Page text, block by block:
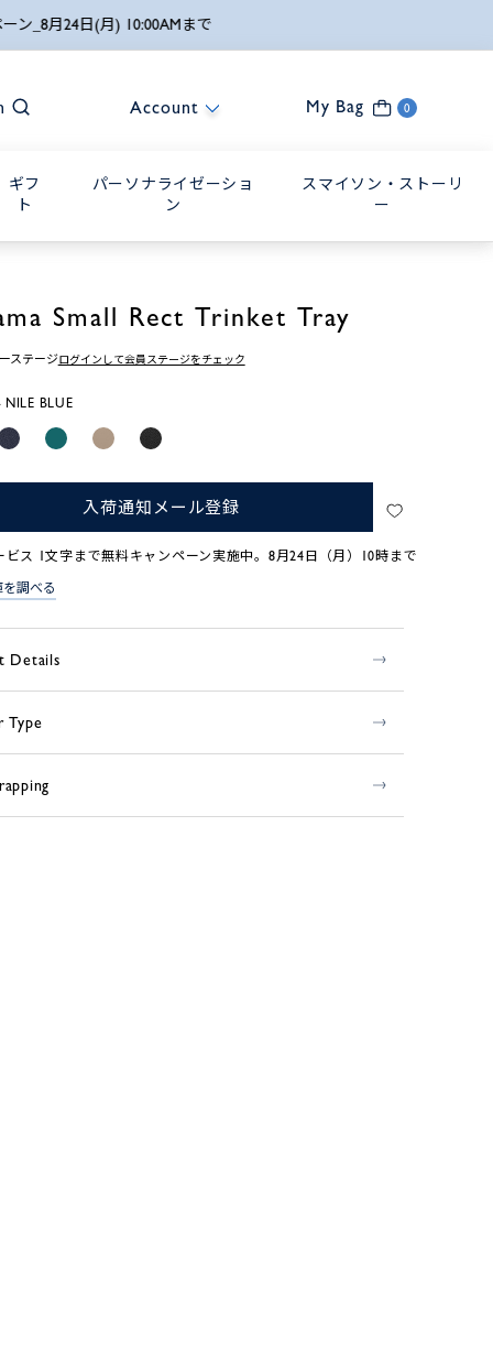
Account My Bag 0
ギフ
ト
パーソナライゼーショ
ン
スマイソン・ストーリ
ー
Small Rect Trinket Tray
ステージログインして会員ステージをチェック
BLUE
入荷通知メール登録
ビス 1文字まで無料キャンペーン実施中。8月24日（月）10時まで
調べる
Details
Type